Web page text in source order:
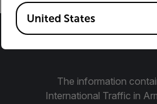
The information
International Traffic in
Available Locations
United States